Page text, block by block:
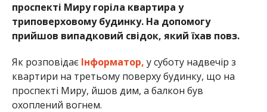
проспекті Миру горіла квартира у
триповерховому будинку. На допомогу
прийшов випадковий свідок, який їхав повз.
Як розповідає Інформатор, у суботу надвечір з
квартири на третьому поверху будинку, що на
проспекті Миру, йшов дим, а балкон був
охоплений вогнем.